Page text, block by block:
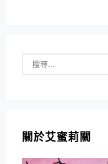
關於艾蜜莉關